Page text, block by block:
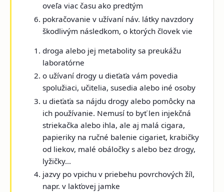
oveľa viac času ako predtým
pokračovanie v užívaní náv. látky navzdory
škodlivým následkom, o ktorých človek vie
droga alebo jej metabolity sa preukážu
laboratórne
o užívaní drogy u dieťaťa vám povedia
spolužiaci, učitelia, susedia alebo iné osoby
u dieťaťa sa nájdu drogy alebo pomôcky na
ich používanie. Nemusí to byť len injekčná
striekačka alebo ihla, ale aj malá cigara,
papieriky na ručné balenie cigariet, krabičky
od liekov, malé obáločky s alebo bez drogy,
lyžičky…
jazvy po vpichu v priebehu povrchových žíl,
napr. v lakťovej jamke